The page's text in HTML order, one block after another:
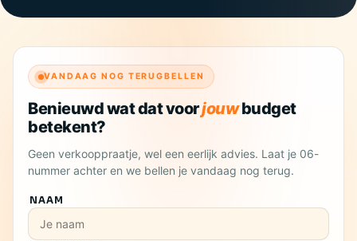
VANDAAG NOG TERUGBELLEN
Benieuwd wat dat voorjouwbudget
betekent?
Geen verkooppraatje, wel een eerlijk advies. Laat je 06-
nummer achter en we bellen je vandaag nog terug.
NAAM